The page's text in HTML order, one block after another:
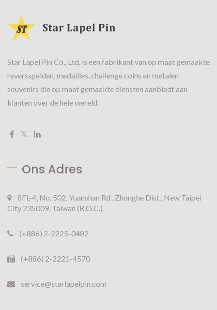
Star Lapel Pin Co., Ltd. is een fabrikant van op maat gemaakte
reversspelden, medailles, challenge coins en metalen
souvenirs die op maat gemaakte diensten aanbiedt aan
klanten over de hele wereld.
Ons Adres
8FL-4, No. 502, Yuanshan Rd., Zhonghe Dist., New Taipei
City 235009, Taiwan (R.O.C.)
(+886) 2-2225-0482
(+886) 2-2221-4570
service@starlapelpin.com